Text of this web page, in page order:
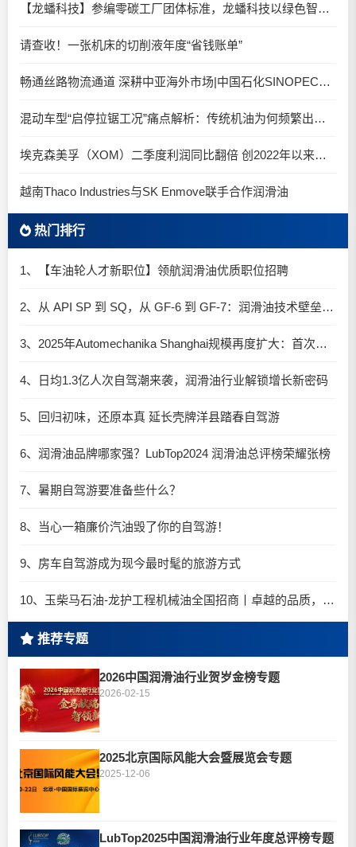
【龙蟠科技】参编零碳工厂团体标准，龙蟠科技以绿色智造锚定零碳未来
请查收！一张机床的切削液年度“省钱账单”
畅通丝路物流通道 深耕中亚海外市场|中国石化SINOPEC润滑油北京-阿拉木图图定班列顺利抵达
混动车型“启停拉锯工况”痛点解析：传统机油为何频繁出现油泥堆积？
埃克森美孚（XOM）二季度利润同比翻倍 创2022年以来新高
越南Thaco Industries与SK Enmove联手合作润滑油
热门排行
1、【车油轮人才新职位】领航润滑油优质职位招聘
2、从 API SP 到 SQ，从 GF-6 到 GF-7：润滑油技术壁垒再升高，你准备好了吗？
3、2025年Automechanika Shanghai规模再度扩大：首次启用国家会展中心（上海）全部15个展馆
4、日均1.3亿人次自驾潮来袭，润滑油行业解锁增长新密码​
5、回归初味，还原本真 延长壳牌洋县踏春自驾游
6、润滑油品牌哪家强？LubTop2024 润滑油总评榜荣耀张榜
7、暑期自驾游要准备些什么？
8、当心一箱廉价汽油毁了你的自驾游！
9、房车自驾游成为现今最时髦的旅游方式
10、玉柴马石油-龙护工程机械油全国招商丨卓越的品质，专业的品牌！
推荐专题
2026中国润滑油行业贺岁金榜专题
2026-02-15
2025北京国际风能大会暨展览会专题
2025-12-06
LubTop2025中国润滑油行业年度总评榜专题